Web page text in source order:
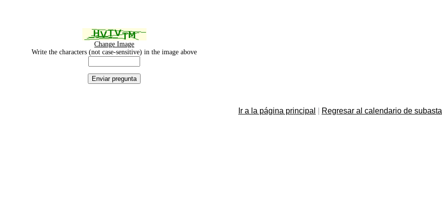
Change Image
Write the characters (not case-sensitive) in the image above
Ir a la página principal Regresar al calendario de